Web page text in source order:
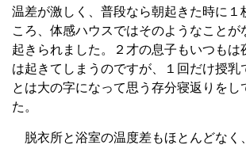
温差が激しく、普段なら朝起きた時に１
ころ、体感ハウスではそのようなことが
起きられました。２才の息子もいつもは
は起きてしまうのですが、１回だけ授乳
とは大の字になって思う存分寝返りをし
た。
脱衣所と浴室の温度差もほとんどなく